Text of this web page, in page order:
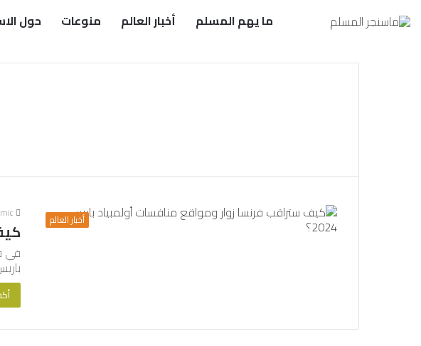
ما يهم المسلم أخبار العالم منوعات حول
أخبار العالم
في